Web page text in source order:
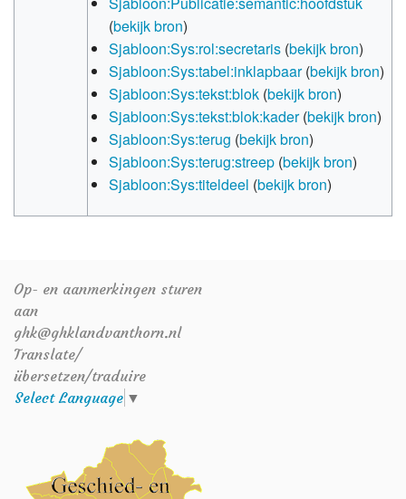
(bekijk bron)
Sjabloon:Sys:rol:secretaris (bekijk bron)
Sjabloon:Sys:tabel:inklapbaar(bekijk bron)
Sjabloon:Sys:tekst:blok (bekijk bron)
Sjabloon:Sys:tekst:blok:kader(bekijk bron)
Sjabloon:Sys:terug (bekijk bron)
Sjabloon:Sys:terug:streep (bekijk bron)
Sjabloon:Sys:titeldeel (bekijk bron)
Op- en aanmerkingen sturen
aan
ghk@ghklandvanthorn.nl
Translate/
übersetzen/traduire
Select Language ▼